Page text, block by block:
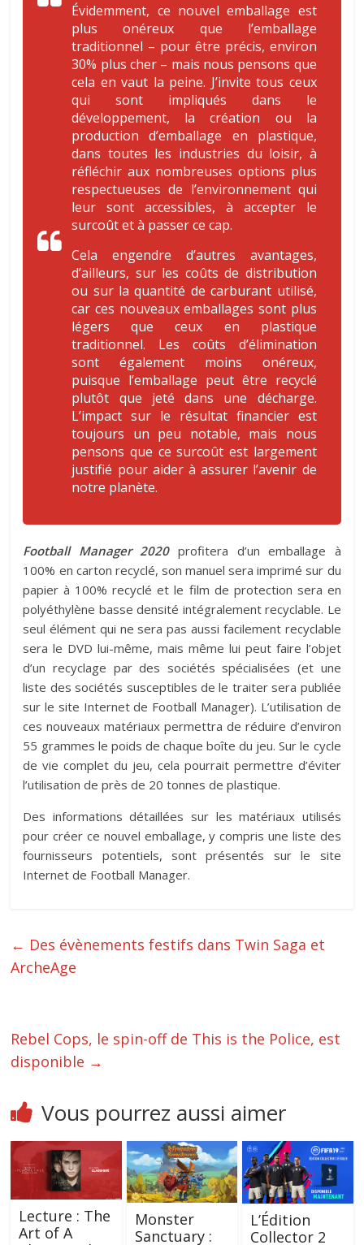
Évidemment, ce nouvel emballage est
plus onéreux que l’emballage
traditionnel – pour être précis, environ
30% plus cher – mais nous pensons que
cela en vaut la peine. J’invite tous ceux
qui sont impliqués dans le
développement, la création ou la
production d’emballage en plastique,
dans toutes les industries du loisir, à
réfléchir aux nombreuses options plus
respectueuses de l’environnement qui
leur sont accessibles, à accepter le
surcoût et à passer ce cap.
Cela engendre d’autres avantages,
d’ailleurs, sur les coûts de distribution
ou sur la quantité de carburant utilisé,
car ces nouveaux emballages sont plus
légers que ceux en plastique
traditionnel. Les coûts d’élimination
sont également moins onéreux,
puisque l’emballage peut être recyclé
plutôt que jeté dans une décharge.
L’impact sur le résultat financier est
toujours un peu notable, mais nous
pensons que ce surcoût est largement
justifié pour aider à assurer l’avenir de
notre planète.
Football Manager 2020profitera d’un emballage à
100% en carton recyclé, son manuel sera imprimé sur du
papier à 100% recyclé et le film de protection sera en
polyéthylène basse densité intégralement recyclable. Le
seul élément qui ne sera pas aussi facilement recyclable
sera le DVD lui-même, mais même lui peut faire l’objet
d’un recyclage par des sociétés spécialisées (et une
liste des sociétés susceptibles de le traiter sera publiée
sur le site Internet de Football Manager). L’utilisation de
ces nouveaux matériaux permettra de réduire d’environ
55 grammes le poids de chaque boîte du jeu. Sur le cycle
de vie complet du jeu, cela pourrait permettre d’éviter
l’utilisation de près de 20 tonnes de plastique.
Des informations détaillées sur les matériaux utilisés
pour créer ce nouvel emballage, y compris une liste des
fournisseurs potentiels, sont présentés sur le site
Internet de Football Manager.
← Des évènements festifs dans Twin Saga et
ArcheAge
Rebel Cops, le spin-off de This is the Police, est
disponible →
Vous pourrez aussi aimer
Lecture : The
Art of A
Monster
Sanctuary :
L’Édition
Collector 2